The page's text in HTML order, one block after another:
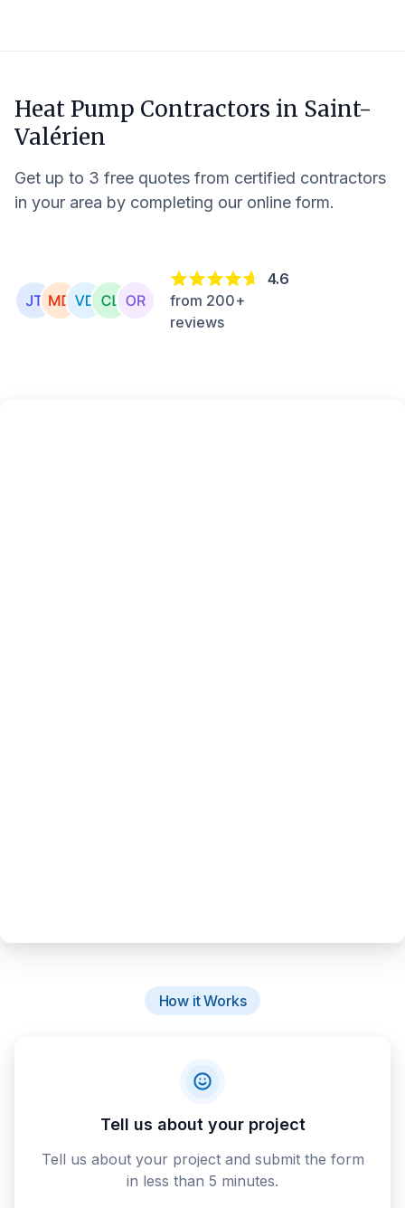
Heat Pump Contractors in Saint-
Valérien
Get up to 3 free quotes from certified contractors
in your area by completing our online form.
4.6
from 200+
reviews
How it Works
Tell us about your project
Tell us about your project and submit the form
in less than 5 minutes.